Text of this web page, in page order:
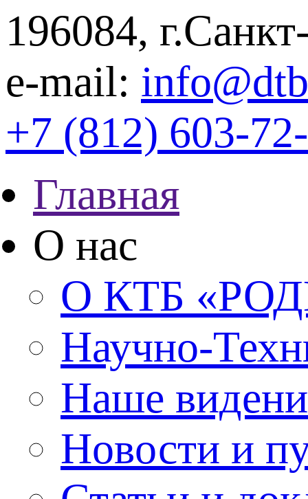
196084,
e-mail:
+7 (812) 603-
Главная
О нас
О КТБ
Научно-
Наше
Новости и